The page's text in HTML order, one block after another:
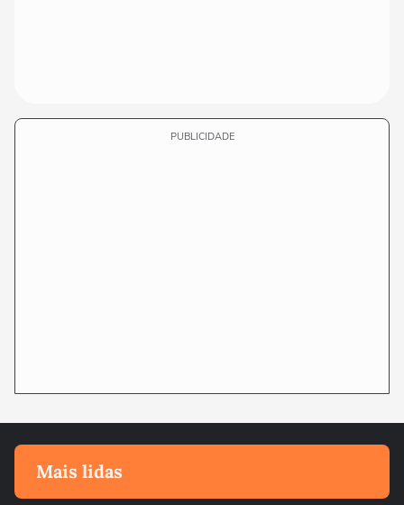
PUBLICIDADE
Mais lidas